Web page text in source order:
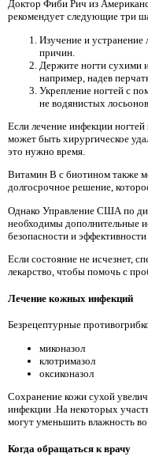
Доктор Фиби Рич из
рекомендует следующие три
Изучение и
причин.
Держите ногти сухими
например, надев
Укрепление ногтей с
не водянистых лосьонов.
Если лечение инфекции
может быть хирургическое
это нужно время.
Витамин B с биотином также
долгосрочное решение,
Однако Управление США по
необходимы дополнительные
безопасности и
Если состояние не исчезнет,
лекарство, чтобы помочь с
Лечение кожных инфекций
Безрецептурные
миконазол
клотримазол
оксиконазол
Сохранение кожи сухой
инфекции .На некоторых
могут уменьшить влажность
Когда обращаться к врачу